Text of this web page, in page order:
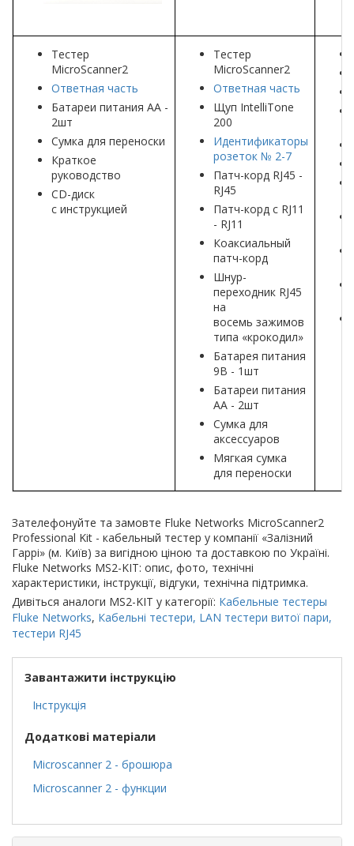
Тестер
MicroScanner2
Ответная часть
Батареи питания АА -
2шт
Сумка для переноски
Краткое
руководство
CD-диск
с инструкцией
Тестер
MicroScanner2
Ответная часть
Щуп IntelliTone
200
Идентификаторы
розеток № 2-7
Патч-корд RJ45 -
RJ45
Патч-корд с RJ11
- RJ11
Коаксиальный
патч-корд
Шнур-
переходник RJ45
на
восемь зажимов
типа «крокодил»
Батарея питания
9В - 1шт
Батареи питания
АА - 2шт
Сумка для
аксессуаров
Мягкая сумка
для переноски
Зателефонуйте та замовте Fluke Networks MicroScanner2
Professional Kit - кабельный тестер у компанії «Залізний
Гаррі» (м. Київ) за вигідною ціною та доставкою по Україні.
Fluke Networks MS2-KIT: опис, фото, технічні
характеристики, інструкції, відгуки, технічна підтримка.
Дивіться аналоги MS2-KIT у категорії: Кабельные тестеры
Fluke Networks, Кабельні тестери, LAN тестери витої пари,
тестери RJ45
Завантажити інструкцію
Інструкція
Додаткові матеріали
Microscanner 2 - брошюра
Microscanner 2 - функции